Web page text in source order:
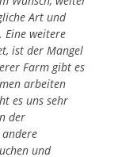
Art und
Eine weitere
ist der Mangel
Farm gibt es
arbeiten
es uns sehr
der
und